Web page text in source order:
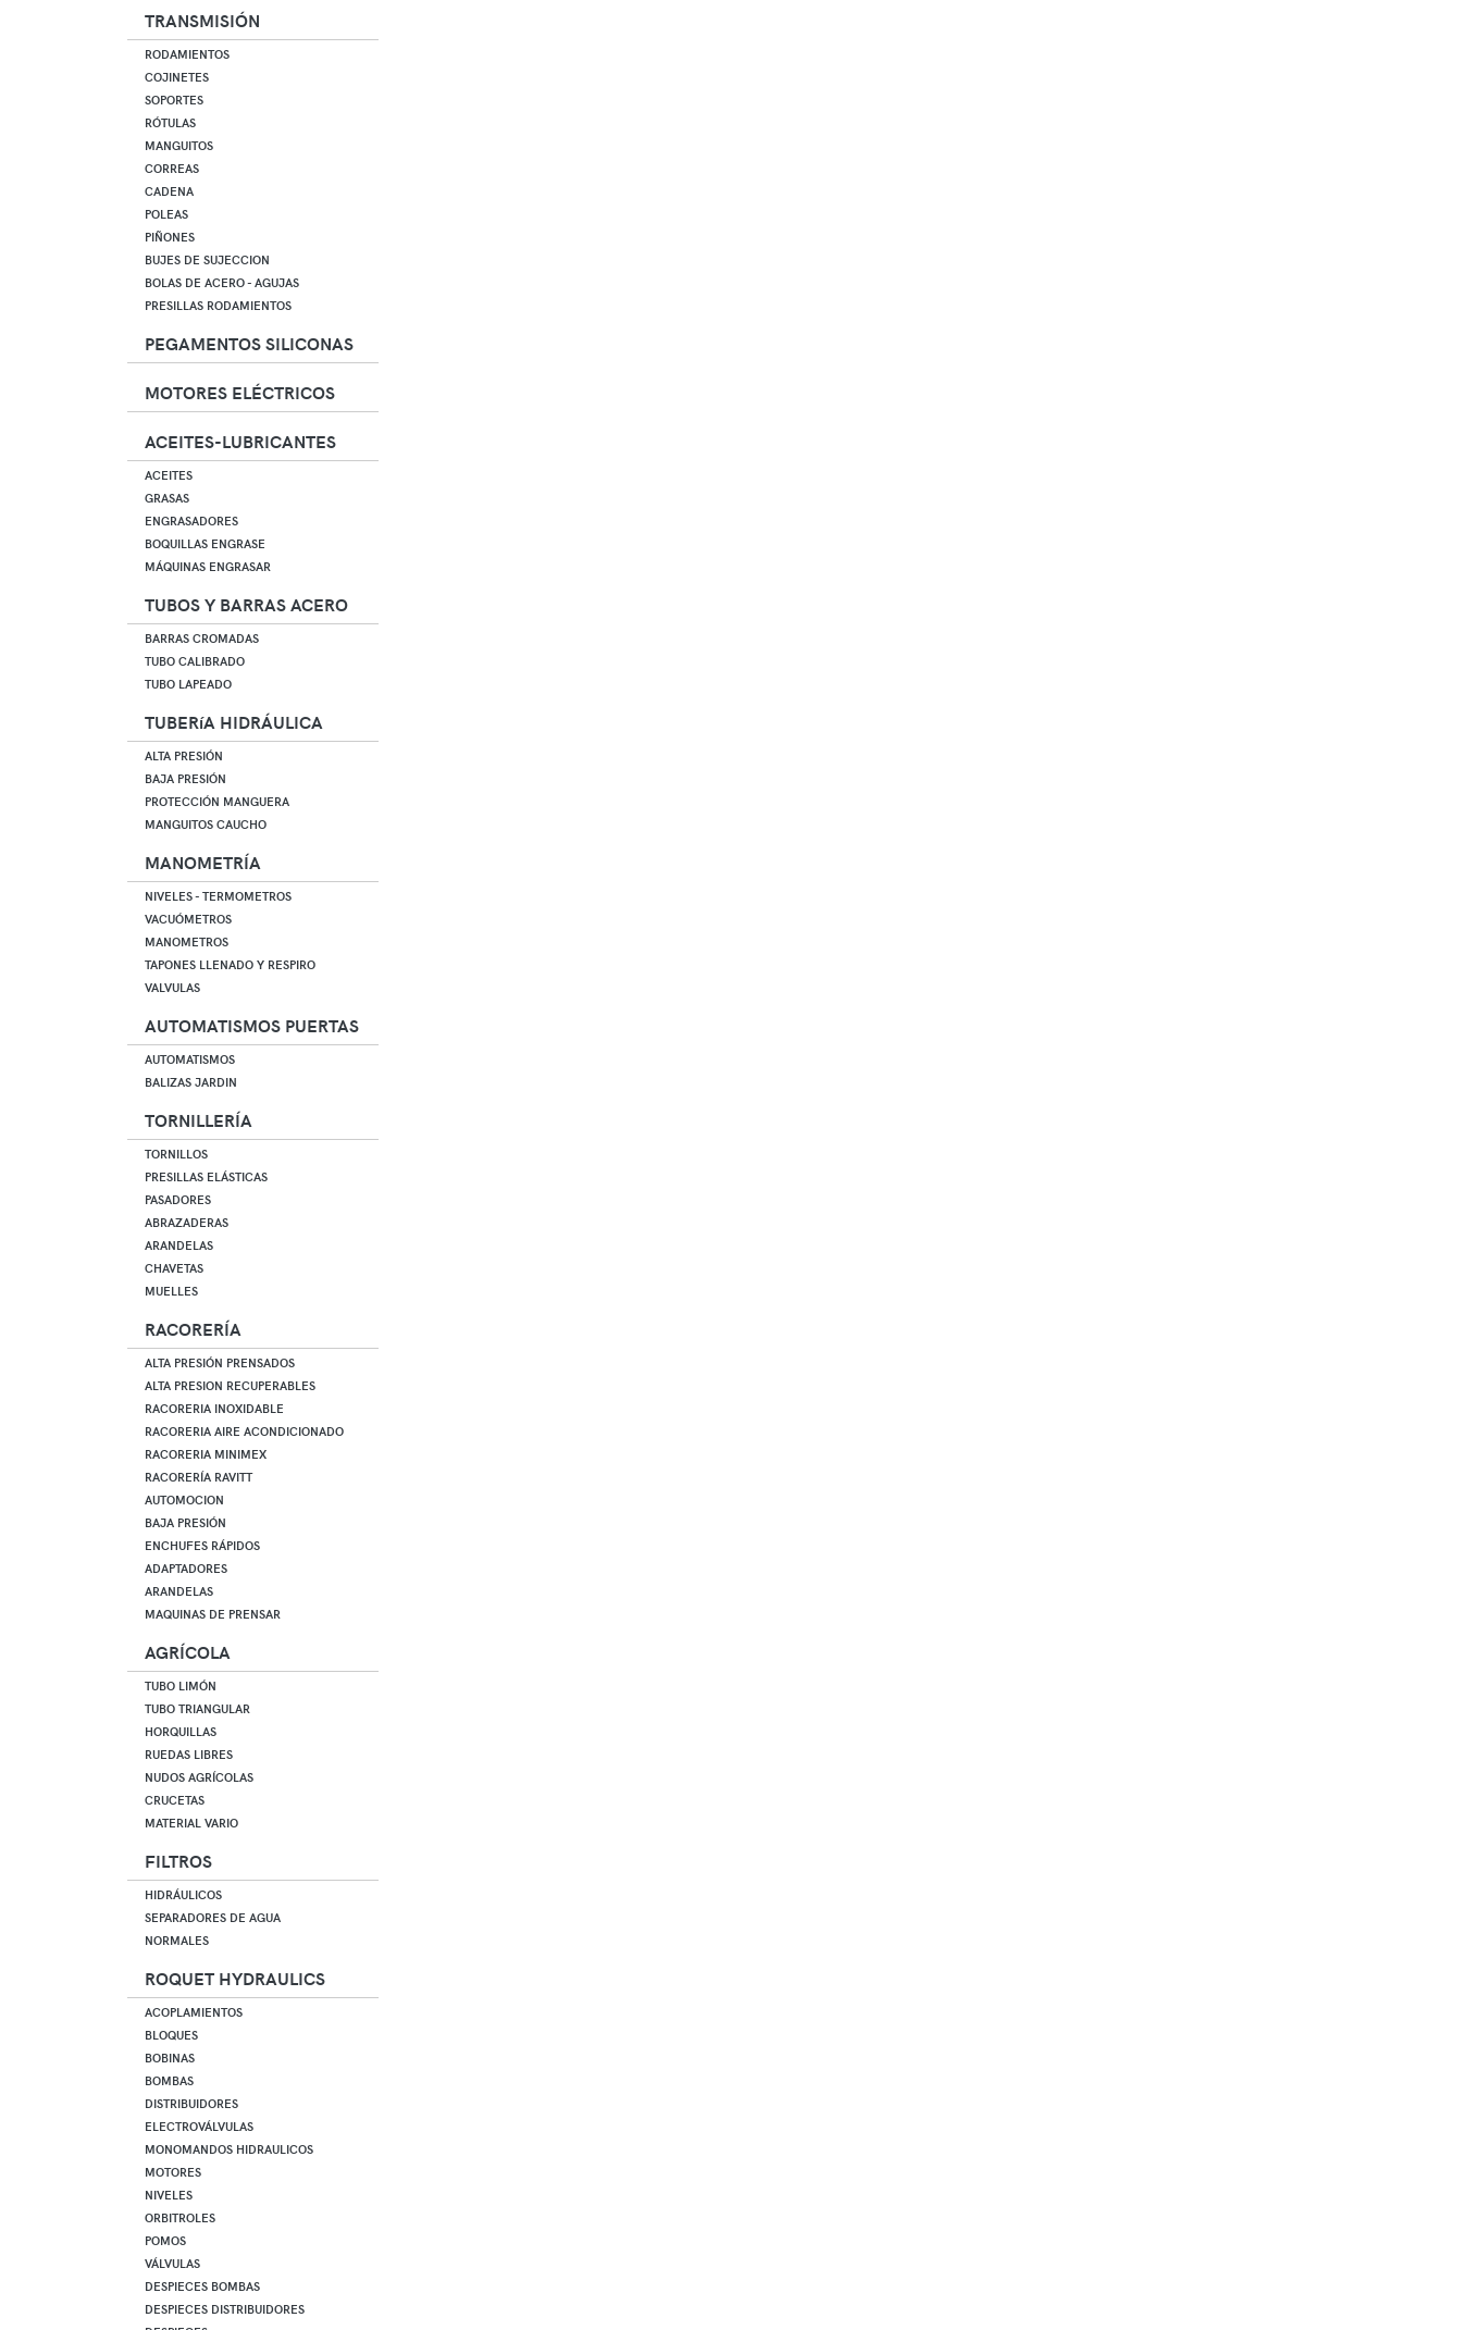
TRANSMISIÓN
RODAMIENTOS
COJINETES
SOPORTES
RÓTULAS
MANGUITOS
CORREAS
CADENA
POLEAS
PIÑONES
BUJES DE SUJECCION
BOLAS DE ACERO - AGUJAS
PRESILLAS RODAMIENTOS
PEGAMENTOS SILICONAS
MOTORES ELÉCTRICOS
ACEITES-LUBRICANTES
ACEITES
GRASAS
ENGRASADORES
BOQUILLAS ENGRASE
MÁQUINAS ENGRASAR
TUBOS Y BARRAS ACERO
BARRAS CROMADAS
TUBO CALIBRADO
TUBO LAPEADO
TUBERíA HIDRÁULICA
ALTA PRESIÓN
BAJA PRESIÓN
PROTECCIÓN MANGUERA
MANGUITOS CAUCHO
MANOMETRÍA
NIVELES - TERMOMETROS
VACUÓMETROS
MANOMETROS
TAPONES LLENADO Y RESPIRO
VALVULAS
AUTOMATISMOS PUERTAS
AUTOMATISMOS
BALIZAS JARDIN
TORNILLERÍA
TORNILLOS
PRESILLAS ELÁSTICAS
PASADORES
ABRAZADERAS
ARANDELAS
CHAVETAS
MUELLES
RACORERÍA
ALTA PRESIÓN PRENSADOS
ALTA PRESION RECUPERABLES
RACORERIA INOXIDABLE
RACORERIA AIRE ACONDICIONADO
RACORERIA MINIMEX
RACORERÍA RAVITT
AUTOMOCION
BAJA PRESIÓN
ENCHUFES RÁPIDOS
ADAPTADORES
ARANDELAS
MAQUINAS DE PRENSAR
AGRÍCOLA
TUBO LIMÓN
TUBO TRIANGULAR
HORQUILLAS
RUEDAS LIBRES
NUDOS AGRÍCOLAS
CRUCETAS
MATERIAL VARIO
FILTROS
HIDRÁULICOS
SEPARADORES DE AGUA
NORMALES
ROQUET HYDRAULICS
ACOPLAMIENTOS
BLOQUES
BOBINAS
BOMBAS
DISTRIBUIDORES
ELECTROVÁLVULAS
MONOMANDOS HIDRAULICOS
MOTORES
NIVELES
ORBITROLES
POMOS
VÁLVULAS
DESPIECES BOMBAS
DESPIECES DISTRIBUIDORES